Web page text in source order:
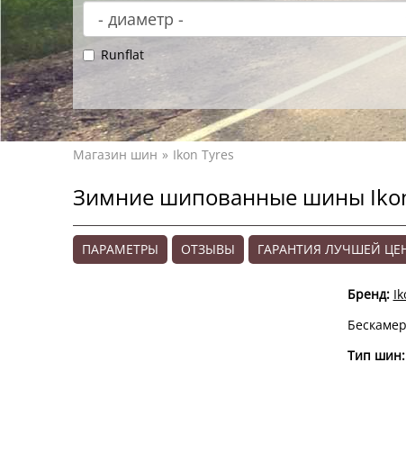
Runflat
Магазин шин Ikon Tyres
Зимние шипованные шины
ПАРАМЕТРЫ ОТЗЫВЫ ГАРАНТИЯ ЛУЧШЕЙ
Бренд:
Тип шин: